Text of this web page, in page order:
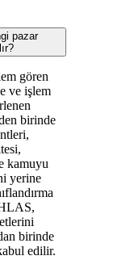
pazar
gören
ve işlem
birinde
kamuyu
yerine
birinde
edilir.